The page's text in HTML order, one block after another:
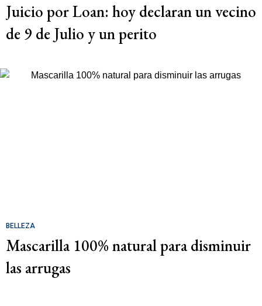
Juicio por Loan: hoy declaran un vecino
de 9 de Julio y un perito
BELLEZA
Mascarilla 100% natural para disminuir
las arrugas